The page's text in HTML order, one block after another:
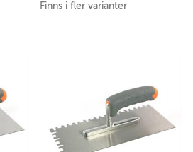
Finns i fler varianter